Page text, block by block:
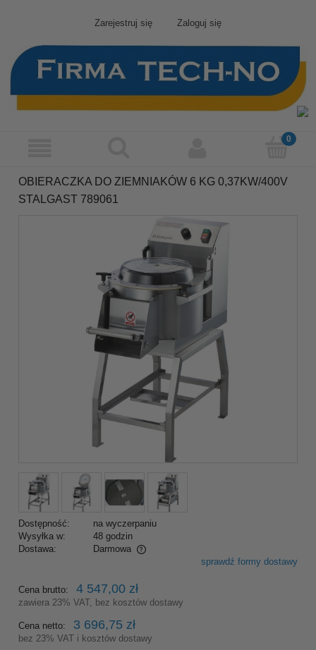
Zarejestruj się Zaloguj się
OBIERACZKA DO ZIEMNIAKÓW 6 KG 0,37KW/400V
STALGAST 789061
Dostępność:
na wyczerpaniu
Wysyłka w:
48 godzin
Dostawa:
Darmowa
Cena nie zawiera ewentualnych kosztów płatnościsprawdź formy dostawy
Cena brutto: 4 547,00 zł
zawiera 23% VAT, bez kosztów dostawy
Cena netto: 3 696,75 zł
bez 23% VAT i kosztów dostawy